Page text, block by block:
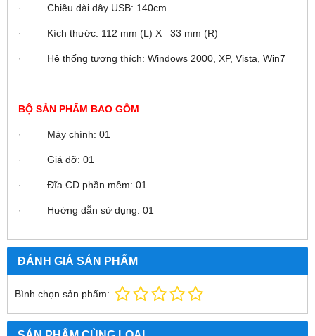
· Chiều dài dây USB: 140cm
· Kích thước: 112 mm (L) X 33 mm (R)
· Hệ thống tương thích: Windows 2000, XP, Vista, Win7
BỘ SẢN PHẨM BAO GỒM
· Máy chính: 01
· Giá đỡ: 01
· Đĩa CD phần mềm: 01
· Hướng dẫn sử dụng: 01
ĐÁNH GIÁ SẢN PHẨM
Bình chọn sản phẩm: